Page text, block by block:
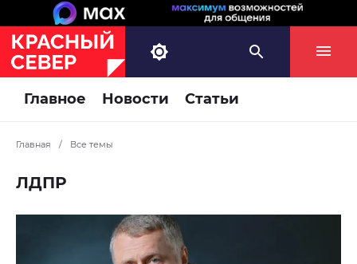
Главное Новости Статьи
Главная / Все темы
ЛДПР